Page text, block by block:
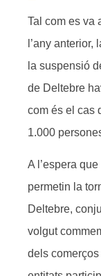
Tal com es va
l’any
la suspensió
de Deltebre
com és el cas
1.000
A l’espera
permetin la
Deltebre,
volgut
dels